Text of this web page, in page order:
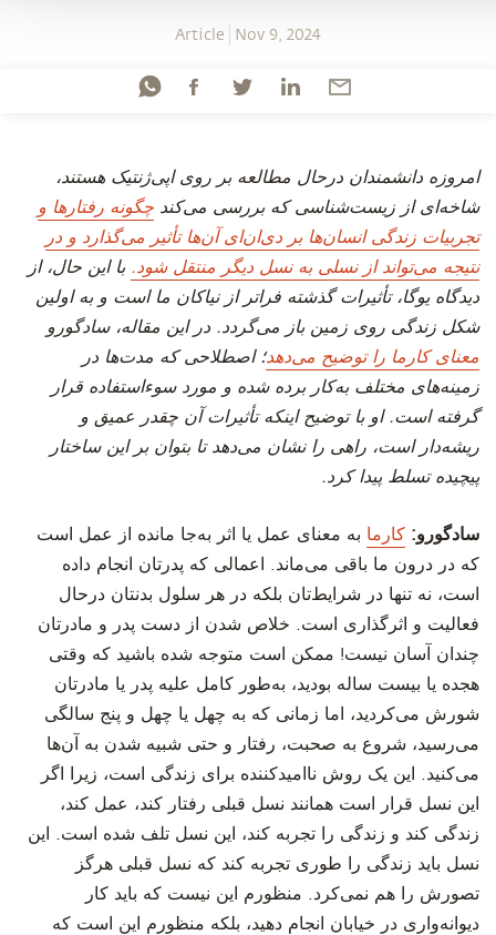
Article Nov 9, 2024
امروزه دانشمندان درحال مطالعه بر روی اپی‌ژنتیک هستند،
شاخه‌ای از زیست‌شناسی که بررسی می‌کند چگونه رفتارها و
تجربیات زندگی انسان‌ها بر دی‌ان‌ای آن‌ها تأثیر می‌گذارد و در
نتیجه می‌تواند از نسلی به نسل دیگر منتقل شود. با این حال، از
دیدگاه یوگا، تأثیرات گذشته فراتر از نیاکان ما است و به اولین
شکل زندگی روی زمین باز می‌گردد. در این مقاله، سادگورو
معنای کارما را توضیح می‌دهد؛ اصطلاحی که مدت‌ها در
زمینه‌های مختلف به‌کار برده شده و مورد سوءاستفاده قرار
گرفته است. او با توضیح اینکه تأثیرات آن چقدر عمیق و
ریشه‌دار است، راهی را نشان می‌دهد تا بتوان بر این ساختار
پیچیده تسلط پیدا کرد.
سادگورو: کارما به معنای عمل یا اثر به‌جا مانده از عمل است
که در درون ما باقی می‌ماند. اعمالی که پدرتان انجام داده
است، نه تنها در شرایط‌تان بلکه در هر سلول بدنتان درحال
فعالیت و اثرگذاری است. خلاص شدن از دست پدر و مادرتان
چندان آسان نیست! ممکن است متوجه شده باشید که وقتی
هجده یا بیست ساله بودید، به‌طور کامل علیه پدر یا مادرتان
شورش می‌کردید، اما زمانی که به چهل یا چهل و پنج سالگی
می‌رسید، شروع به صحبت، رفتار و حتی شبیه شدن به آن‌ها
می‌کنید. این یک روش ناامیدکننده برای زندگی است، زیرا اگر
این نسل قرار است همانند نسل قبلی رفتار کند، عمل کند،
زندگی کند و زندگی را تجربه کند، این نسل تلف شده است. این
نسل باید زندگی را طوری تجربه کند که نسل قبلی هرگز
تصورش را هم نمی‌کرد. منظورم این نیست که باید کار
دیوانه‌واری در خیابان انجام دهید، بلکه منظورم این است که